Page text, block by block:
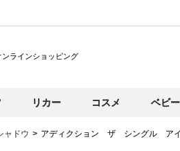
ラインショッピング
リカー コスメ ベビ
ャドウ アディクション ザ シングル アイ